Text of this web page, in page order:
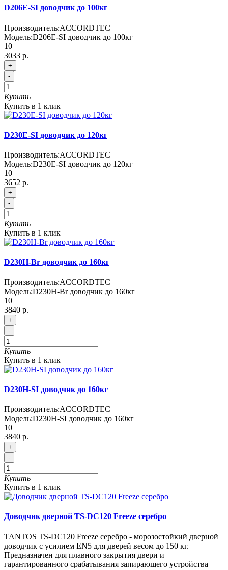
D206E-SI доводчик до 100кг
Производитель:ACCORDTEC
Модель:D206E-SI доводчик до 100кг
10
3033 р.
+
-
Купить
Купить в 1 клик
D230E-SI доводчик до 120кг
Производитель:ACCORDTEC
Модель:D230E-SI доводчик до 120кг
10
3652 р.
+
-
Купить
Купить в 1 клик
D230H-Br доводчик до 160кг
Производитель:ACCORDTEC
Модель:D230H-Br доводчик до 160кг
10
3840 р.
+
-
Купить
Купить в 1 клик
D230H-SI доводчик до 160кг
Производитель:ACCORDTEC
Модель:D230H-SI доводчик до 160кг
10
3840 р.
+
-
Купить
Купить в 1 клик
Доводчик дверной TS-DC120 Freeze серебро
TANTOS TS-DC120 Freeze серебро - морозостойкий дверной
доводчик с усилием EN5 для дверей весом до 150 кг.
Предназначен для плавного закрытия двери и
гарантированного срабатывания запирающего устройства